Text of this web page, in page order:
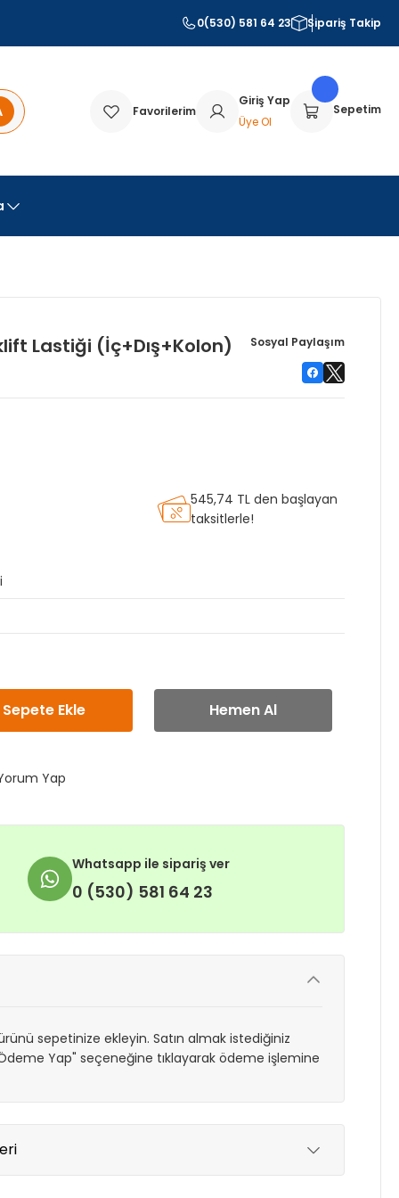
0(530) 581 64 23 Sipariş Takip
Favorilerim
Giriş Yap
Üye Ol
Sepetim
Lastiği (İç+Dış+Kolon) Sosyal Paylaşım
545,74 TL den başlayan
taksitlerle!
Sepete Ekle Hemen Al
Yap
Whatsapp ile sipariş ver
0 (530) 581 64 23
sepetinize ekleyin. Satın almak istediğiniz
Yap" seçeneğine tıklayarak ödeme işlemine